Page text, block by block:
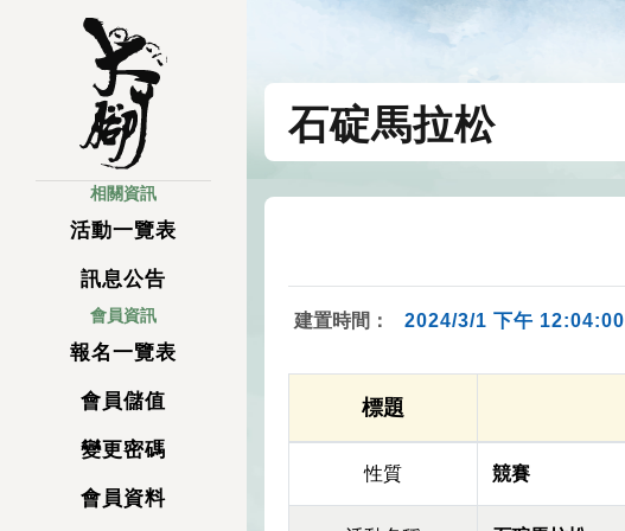
相關資訊
活動一覽表
訊息公告
會員資訊
報名一覽表
會員儲值
變更密碼
會員資料
石碇馬拉松
建置時間： 2024/3/1 下午 12:04:00
標題
性質 競賽